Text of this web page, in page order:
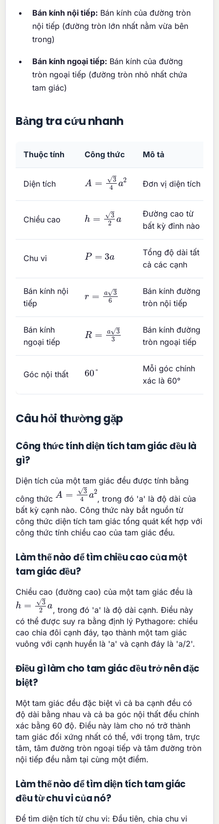
Bán kính nội tiếp: Bán kính của đường tròn
nội tiếp (đường tròn lớn nhất nằm vừa bên
trong)
Bán kính ngoại tiếp: Bán kính của đường
tròn ngoại tiếp (đường tròn nhỏ nhất chứa
tam giác)
Bảng tra cứu nhanh
Thuộc tính Công thức Mô tả
Diện tích
a2
Đơn vị diện tích
Chiều cao
a
Đường cao từ
bất kỳ đỉnh nào
Chu vi P= a
Tổng độ dài tất
cả các cạnh
Bán kính nội
tiếp
Bán kính đường
tròn nội tiếp
Bán kính
ngoại tiếp
Bán kính đường
tròn ngoại tiếp
Góc nội thất 60°
Mỗi góc chính
xác là 60°
Câu hỏi thường gặp
Công thức tính diện tích tam giác đều là
gì?
Diện tích của một tam giác đều được tính bằng
công thức
A=34a2
, trong đó 'a' là độ dài của
bất kỳ cạnh nào. Công thức này bắt nguồn từ
công thức diện tích tam giác tổng quát kết hợp với
công thức tính chiều cao của tam giác đều.
Làm thế nào để tìm chiều cao của một
tam giác đều?
Chiều cao (đường cao) của một tam giác đều là
h=32a
, trong đó 'a' là độ dài cạnh. Điều này
có thể được suy ra bằng định lý Pythagore: chiều
cao chia đôi cạnh đáy, tạo thành một tam giác
vuông với cạnh huyền là 'a' và cạnh đáy là 'a/2'.
Điều gì làm cho tam giác đều trở nên đặc
biệt?
Một tam giác đều đặc biệt vì cả ba cạnh đều có
độ dài bằng nhau và cả ba góc nội thất đều chính
xác bằng 60 độ. Điều này làm cho nó trở thành
tam giác đối xứng nhất có thể, với trọng tâm, trực
tâm, tâm đường tròn ngoại tiếp và tâm đường tròn
nội tiếp đều nằm tại cùng một điểm.
Làm thế nào để tìm diện tích tam giác
đều từ chu vi của nó?
Để tìm diện tích từ chu vi: Đầu tiên, chia chu vi